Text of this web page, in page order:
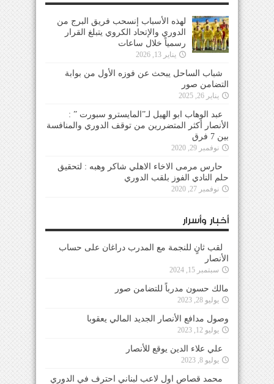
لهذه الأسباب إنسحب فريق البرج من
الدوري والإتحاد الكروي يتبلغ القرار
رسمياً خلال ساعات
يناير 13, 2026
شباب الساحل يبحث عن فوزه الأول من بوابة
التضامن صور
يناير 26, 2025
عبد الوهاب ابو الهيل لـ”المايسترو سبورت ” :
الأنصار أكثر المتضررين من توقف الدوري والمنافسة
بين 7 فرق
نوفمبر 29, 2020
حارس مرمى الاخاء الاهلي شاكر وهبه : لتحقيق
حلم النادي الفوز بلقب الدوري
نوفمبر 27, 2020
أخبار وأسرار
لقب ثانٍ للنجمة مع المدرب دراغان على حساب
الأنصار
سبتمبر 15, 2024
مالك حسون مدرباً للتضامن صور
يوليو 28, 2023
وصول مدافع الأنصار الجديد المالي يعقوبا
يوليو 12, 2023
علي علاء الدين يوقع للأنصار
يوليو 8, 2023
محمد قصاص اول لاعب لبناني احترف في الدوري